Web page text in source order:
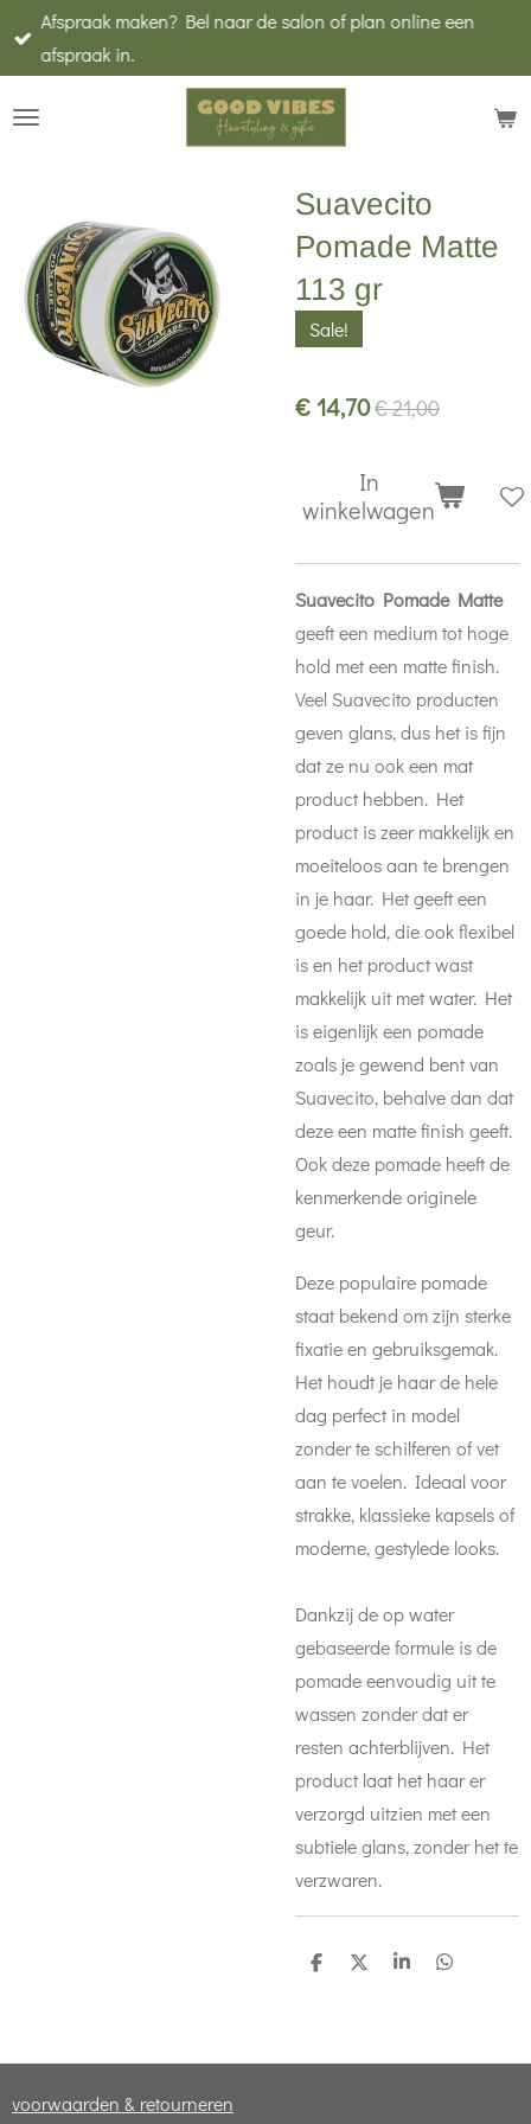
direct
de
Afspraak maken? Bel naar de salon of plan online een
afspraak in.
Suavecito
Pomade Matte
113 gr
Sale!
€ 14,70€ 21,00
In
winkelwagen
Suavecito Pomade Matte
geeft een medium tot hoge
hold met een matte finish.
Veel Suavecito producten
geven glans, dus het is fijn
dat ze nu ook een mat
product hebben. Het
product is zeer makkelijk en
moeiteloos aan te brengen
in je haar. Het geeft een
goede hold, die ook flexibel
is en het product wast
makkelijk uit met water. Het
is eigenlijk een pomade
zoals je gewend bent van
Suavecito, behalve dan dat
deze een matte finish geeft.
Ook deze pomade heeft de
kenmerkende originele
geur.
Deze populaire pomade
staat bekend om zijn sterke
fixatie en gebruiksgemak.
Het houdt je haar de hele
dag perfect in model
zonder te schilferen of vet
aan te voelen. Ideaal voor
strakke, klassieke kapsels of
moderne, gestylede looks.
Dankzij de op water
gebaseerde formule is de
pomade eenvoudig uit te
wassen zonder dat er
resten achterblijven. Het
product laat het haar er
verzorgd uitzien met een
subtiele glans, zonder het te
verzwaren.
D
D
S
D
voorwaarden & retourneren